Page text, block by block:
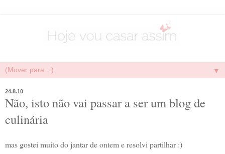
▼
24.8.10
Não, isto não vai passar a ser um blog de
culinária
mas gostei muito do jantar de ontem e resolvi partilhar :)